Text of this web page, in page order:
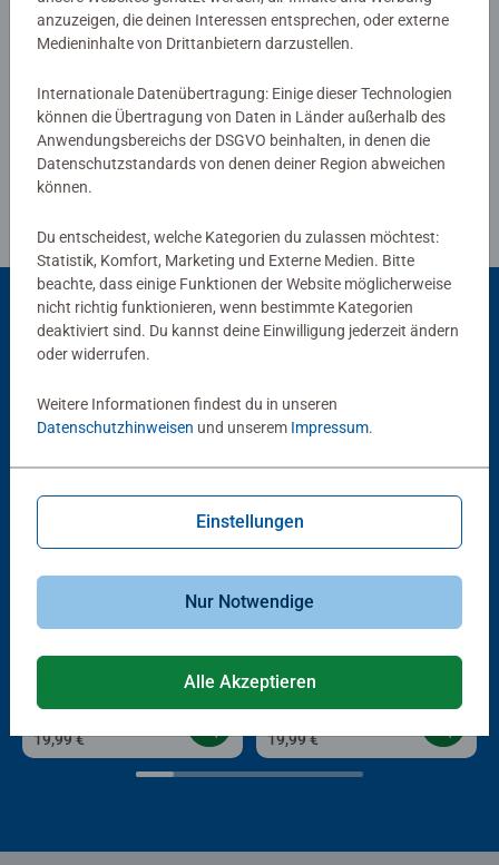
Verfasse eine Bewertung
Richtlinien für Bewertungen
Beliebte Auswahl
Andere Kunden mögen auch
3D Puzzle Organizer & Co
19,99 € 19,99 €
anzuzeigen, die deinen Interessen entsprechen, oder externe
Medieninhalte von Drittanbietern darzustellen.
Internationale Datenübertragung: Einige dieser Technologien
können die Übertragung von Daten in Länder außerhalb des
Anwendungsbereichs der DSGVO beinhalten, in denen die
Datenschutzstandards von denen deiner Region abweichen
können.
Du entscheidest, welche Kategorien du zulassen möchtest:
Statistik, Komfort, Marketing und Externe Medien. Bitte
beachte, dass einige Funktionen der Website möglicherweise
nicht richtig funktionieren, wenn bestimmte Kategorien
deaktiviert sind. Du kannst deine Einwilligung jederzeit ändern
oder widerrufen.
Weitere Informationen findest du in unseren
Datenschutzhinweisen und unserem Impressum.
Einstellungen
Nur Notwendige
Alle Akzeptieren